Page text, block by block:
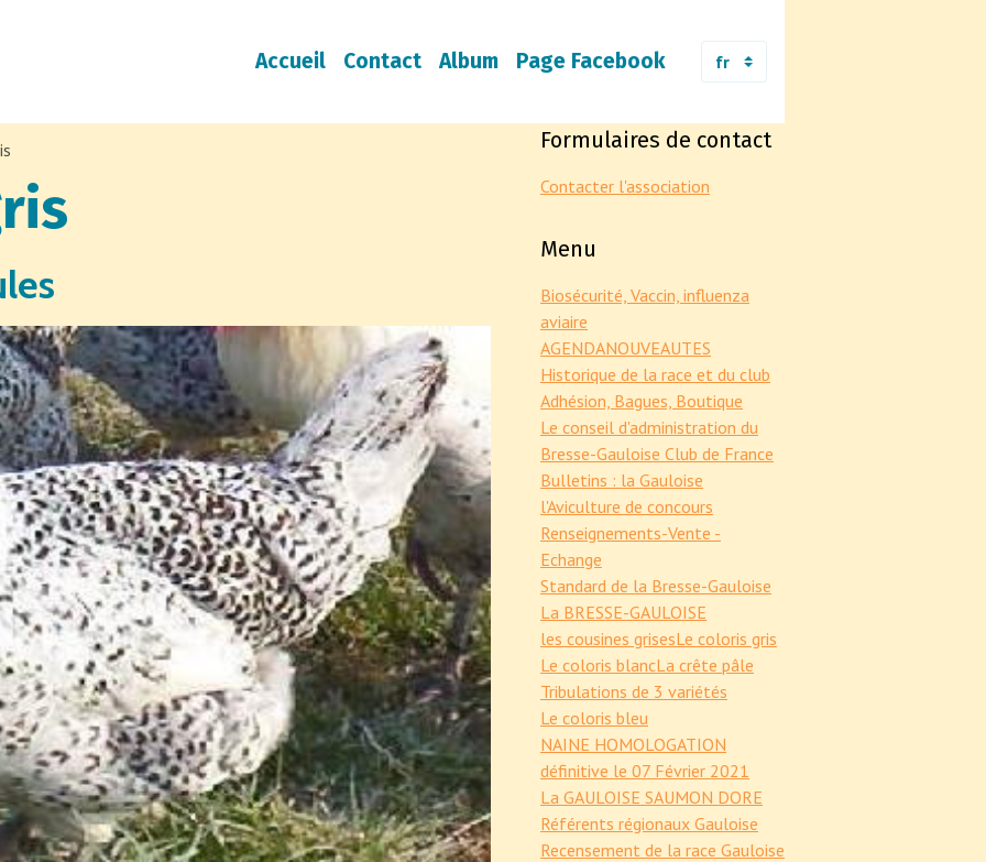
Accueil Contact Album Page Facebook
Formulaires de contact
Contacter l'association
Menu
Biosécurité, Vaccin, influenza
aviaire
AGENDANOUVEAUTES
Historique de la race et du club
Adhésion, Bagues, Boutique
Le conseil d'administration du
Bresse-Gauloise Club de France
Bulletins : la Gauloise
l'Aviculture de concours
Renseignements-Vente -
Echange
Standard de la Bresse-Gauloise
La BRESSE-GAULOISE
les cousines grisesLe coloris gris
Le coloris blancLa crête pâle
Tribulations de 3 variétés
Le coloris bleu
NAINE HOMOLOGATION
définitive le 07 Février 2021
La GAULOISE SAUMON DORE
Référents régionaux Gauloise
Recensement de la race Gauloise